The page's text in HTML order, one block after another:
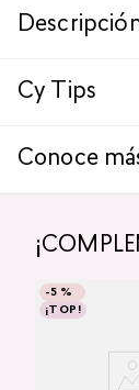
Cy Tips
Conoce
-5 %
¡TOP!